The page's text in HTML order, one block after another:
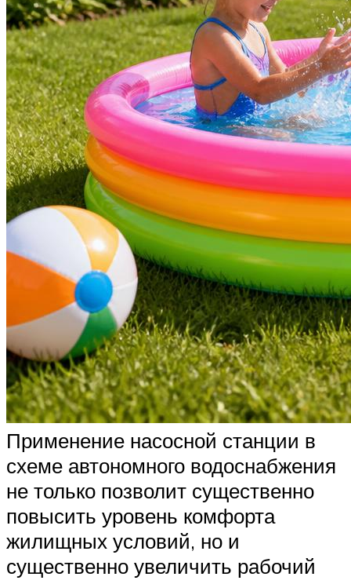
Применение насосной станции в
схеме автономного водоснабжения
не только позволит существенно
повысить уровень комфорта
жилищных условий, но и
существенно увеличить рабочий